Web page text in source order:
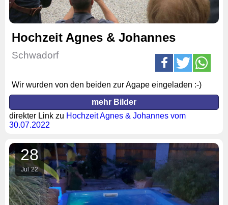
Hochzeit Agnes & Johannes
Schwadorf
Wir wurden von den beiden zur Agape eingeladen :-)
mehr Bilder
direkter Link zu Hochzeit Agnes & Johannes vom
30.07.2022
28
Jul 22